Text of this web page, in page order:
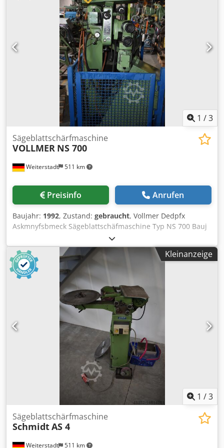
mm Motor mit 2 Geschwindigkeiten 1500/3000 U/min.
Drehzahlen der Schleifspindel 3700/7400 oder U/min.
5000/10000 U/min. Dcsdpfoyzf Hrex Abmjk
1 /3
Weiterstadt 511 km
Sägeblattschärfmaschine
VOLLMER NS 700
Preisinfo Anrufen
Baujahr: 1992, Zustand: gebraucht, Vollmer Dedpfx
Askmnyfsbmeck Sägeblattschäfmaschine Typ NS 700 Bauj
Kleinanzeige
1 /3
Weiterstadt 511 km
Sägeblattschärfmaschine
SchmidtAS 4